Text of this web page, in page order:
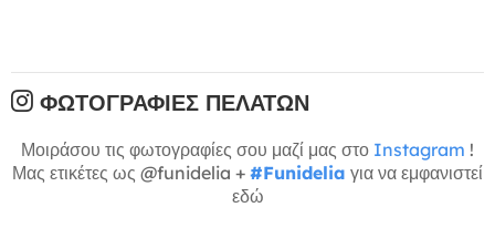
ΦΩΤΟΓΡΑΦΊΕΣ ΠΕΛΑΤΏΝ
Μοιράσου τις φωτογραφίες σου μαζί μας στο Instagram !
Μας ετικέτες ως @funidelia + #Funidelia για να εμφανιστεί
εδώ